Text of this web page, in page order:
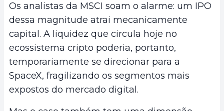
Os analistas da MSCI soam o alarme: um IPO
dessa magnitude atrai mecanicamente
capital. A liquidez que circula hoje no
ecossistema cripto poderia, portanto,
temporariamente se direcionar para a
SpaceX, fragilizando os segmentos mais
expostos do mercado digital.